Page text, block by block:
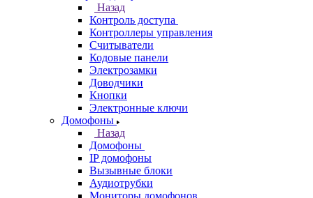
Назад
Контроль доступа
Контроллеры управления
Считыватели
Кодовые панели
Электрозамки
Доводчики
Кнопки
Электронные ключи
Домофоны
Назад
Домофоны
IP домофоны
Вызывные блоки
Аудиотрубки
Мониторы домофонов